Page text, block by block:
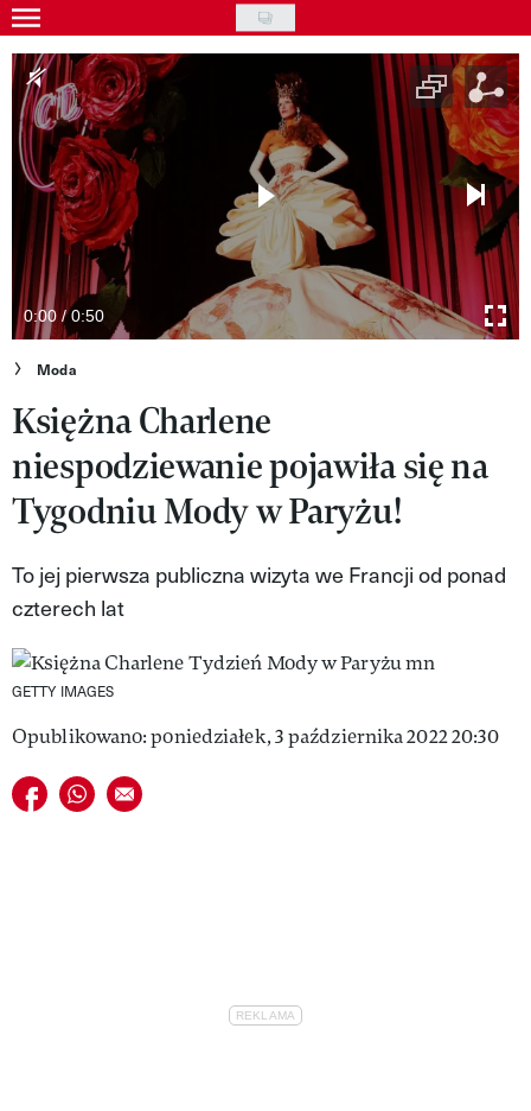
Skip
to
main
content
Gwiazdy
Ludzie
Moda
Uroda
Styl życia
Kultura
Wideo
Nasze akcje
VIVA!ART
VIVA!MODA
VIVA!MAN
VIVA!PEOPLE POWER
0:00 / 0:50
Moda
Księżna Charlene
niespodziewanie pojawiła się na
Tygodniu Mody w Paryżu!
To jej pierwsza publiczna wizyta we Francji od ponad
czterech lat
GETTY IMAGES
Opublikowano: poniedziałek, 3 października 2022 20:30
Udostępnij na facebook
Udostępnij na whatsapp
E-mail do przyjaciela